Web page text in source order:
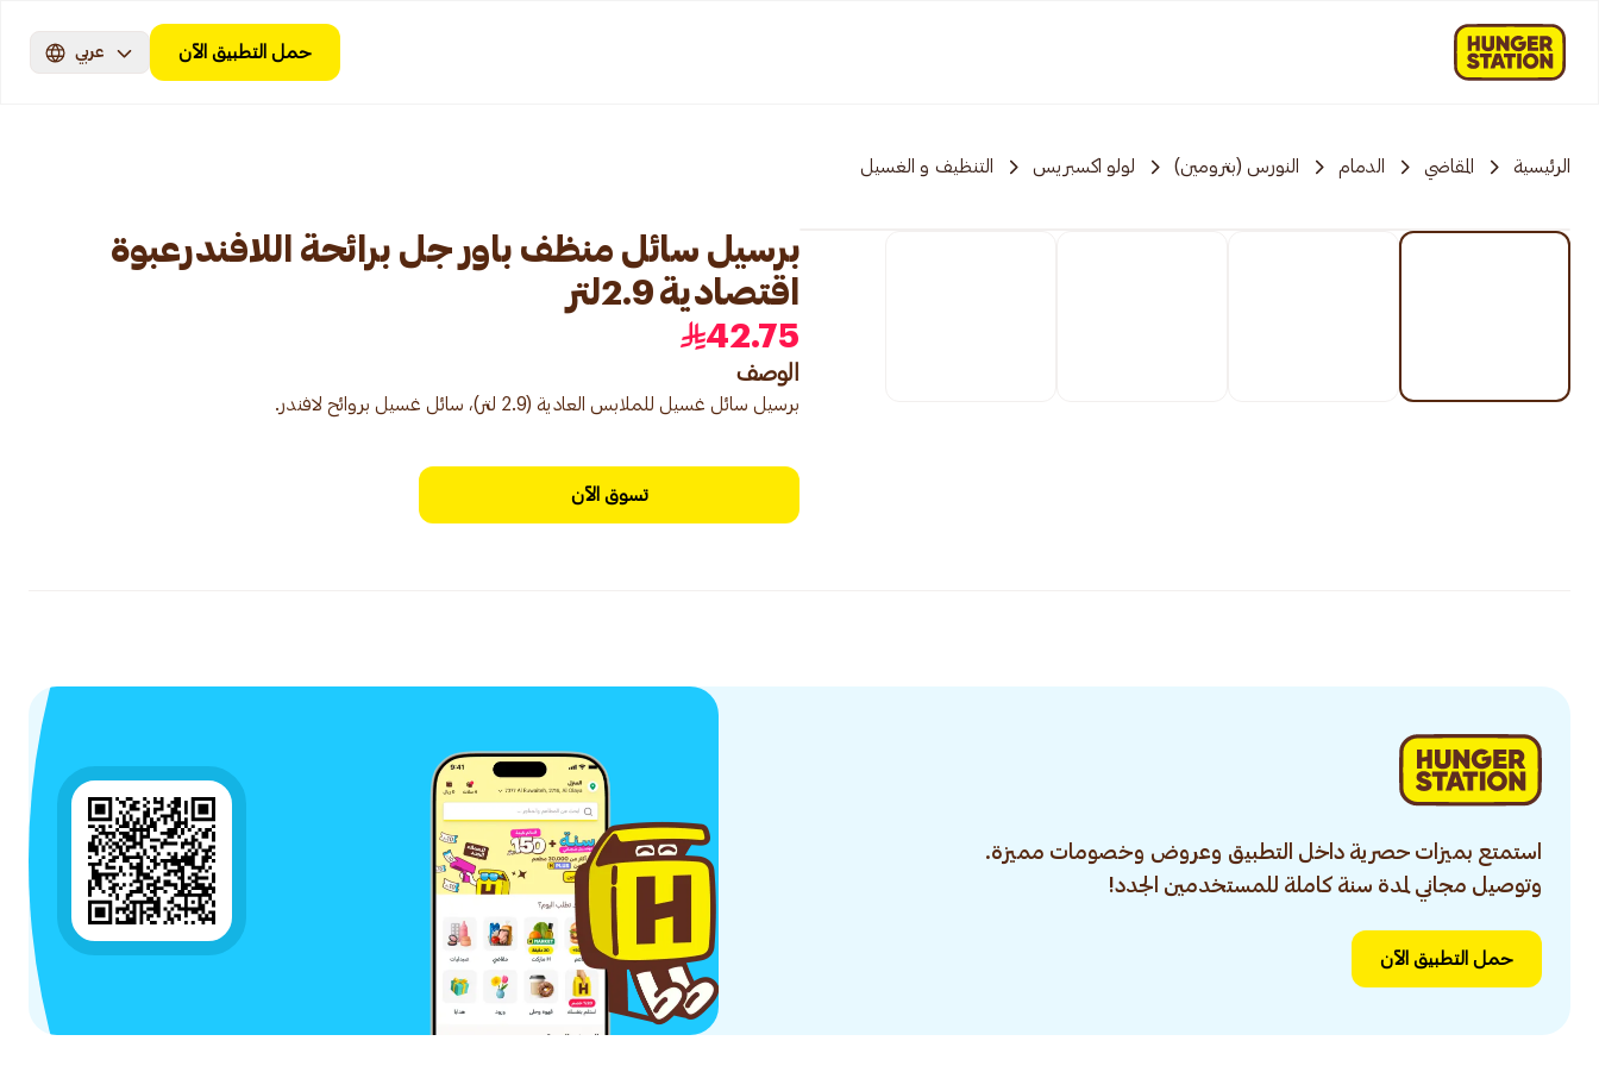
حمل التطبيق الآن عربي
الرئيسية المقاضي الدمام النورس (بترومين) لولو اكسبريس التنظيف و الغسيل
برسيل سائل منظف باور جل برائحة اللافندرعبوة
اقتصادية 2.9لتر
42.75
الوصف
برسيل سائل غسيل للملابس العادية (2.9 لتر)، سائل غسيل بروائح لافندر.
تسوق الآن
استمتع بميزات حصرية داخل التطبيق وعروض وخصومات مميزة.
وتوصيل مجاني لمدة سنة كاملة للمستخدمين الجدد!
حمل التطبيق الآن